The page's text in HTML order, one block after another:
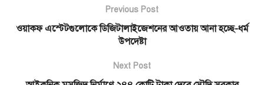
Previous Post
ওয়াকফ এস্টেটগুলোকে ডিজিটালাইজেশনের আওতায় আনা হচ্ছে-ধর্ম
উপদেষ্টা
Next Post